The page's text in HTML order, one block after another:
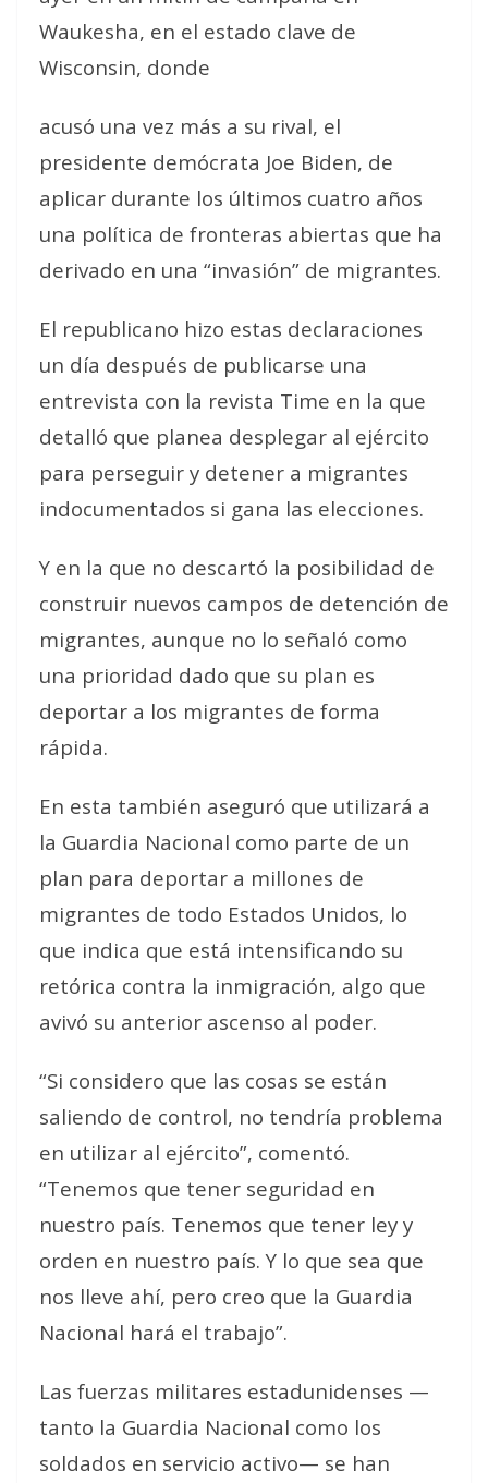
Waukesha, en el estado clave de
Wisconsin, donde
acusó una vez más a su rival, el
presidente demócrata Joe Biden, de
aplicar durante los últimos cuatro años
una política de fronteras abiertas que ha
derivado en una “invasión” de migrantes.
El republicano hizo estas declaraciones
un día después de publicarse una
entrevista con la revista Time en la que
detalló que planea desplegar al ejército
para perseguir y detener a migrantes
indocumentados si gana las elecciones.
Y en la que no descartó la posibilidad de
construir nuevos campos de detención de
migrantes, aunque no lo señaló como
una prioridad dado que su plan es
deportar a los migrantes de forma
rápida.
En esta también aseguró que utilizará a
la Guardia Nacional como parte de un
plan para deportar a millones de
migrantes de todo Estados Unidos, lo
que indica que está intensificando su
retórica contra la inmigración, algo que
avivó su anterior ascenso al poder.
“Si considero que las cosas se están
saliendo de control, no tendría problema
en utilizar al ejército”, comentó.
“Tenemos que tener seguridad en
nuestro país. Tenemos que tener ley y
orden en nuestro país. Y lo que sea que
nos lleve ahí, pero creo que la Guardia
Nacional hará el trabajo”.
Las fuerzas militares estadunidenses —
tanto la Guardia Nacional como los
soldados en servicio activo— se han